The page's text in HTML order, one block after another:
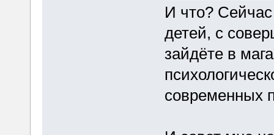
И что?
детей, с
зайдёте в
современных